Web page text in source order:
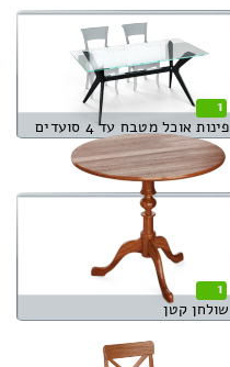
1
פינות אוכל מטבח עד 4 סועדים
1
שולחן קטן